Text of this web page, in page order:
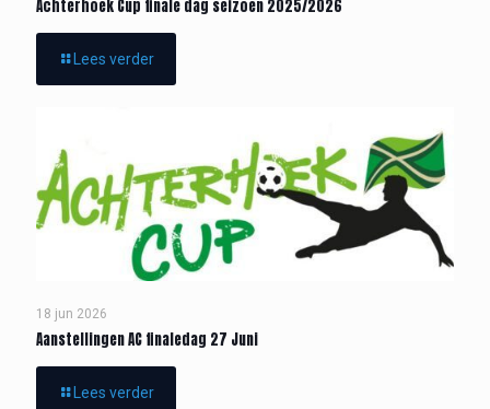
Achterhoek Cup finale dag seizoen 2025/2026
Lees verder
18 jun 2026
Aanstellingen AC finaledag 27 Juni
Lees verder